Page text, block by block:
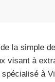
la simple
visant à
à